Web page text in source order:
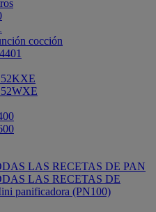
cocción
LAS RECETAS DE PAN
LAS RECETAS DE
panificadora (PN100)